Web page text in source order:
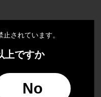
されています。
上ですか
No
木 金